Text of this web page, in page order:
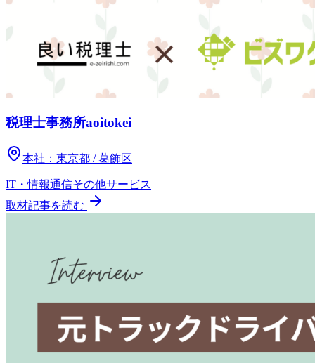
税理士事務所aoitokei
本社： 東京都 / 葛飾区
IT・情報通信その他サービス
取材記事を読む